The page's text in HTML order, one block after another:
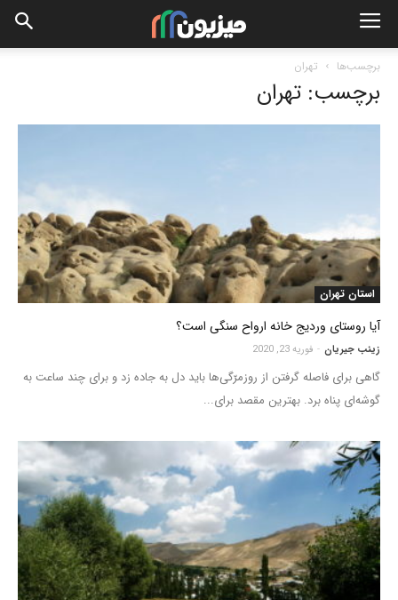
برچسب‌ها تهران
برچسب: تهران
استان تهران
آیا روستای وردیج خانه ارواح سنگی است؟
زینب جیریان - فوریه 23, 2020
گاهی برای فاصله گرفتن از روزمرّگی‌ها باید دل به جاده زد و برای چند ساعت به
گوشه‌ای پناه برد. بهترین مقصد برای...